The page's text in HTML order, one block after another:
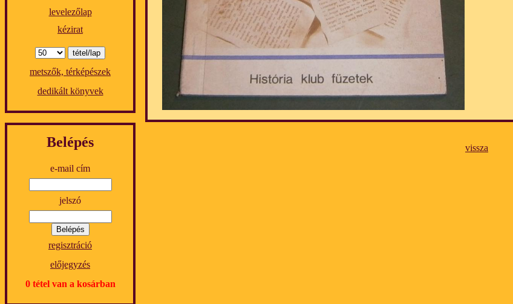
levelezőlap
kézirat
metszők, térképészek
dedikált könyvek
Belépés
e-mail cím
jelszó
regisztráció
előjegyzés
0 tétel van a kosárban
vissza